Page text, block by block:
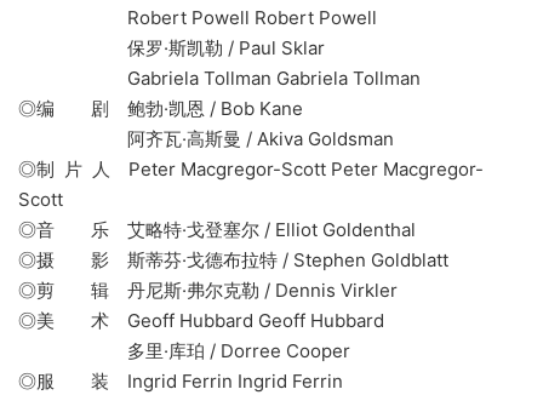
Robert Powell Robert Powell
保罗·斯凯勒 / Paul Sklar
Gabriela Tollman Gabriela Tollman
◎编 剧 鲍勃·凯恩 / Bob Kane
阿齐瓦·高斯曼 / Akiva Goldsman
◎制 片 人 Peter Macgregor-Scott Peter Macgregor-
Scott
◎音 乐 艾略特·戈登塞尔 / Elliot Goldenthal
◎摄 影 斯蒂芬·戈德布拉特 / Stephen Goldblatt
◎剪 辑 丹尼斯·弗尔克勒 / Dennis Virkler
◎美 术 Geoff Hubbard Geoff Hubbard
多里·库珀 / Dorree Cooper
◎服 装 Ingrid Ferrin Ingrid Ferrin